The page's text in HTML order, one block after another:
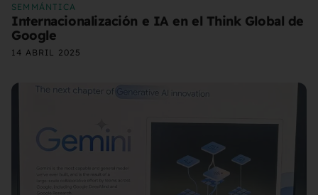
SEMMÁNTICA
Internacionalización e IA en el Think Global de
Google
14 ABRIL 2025